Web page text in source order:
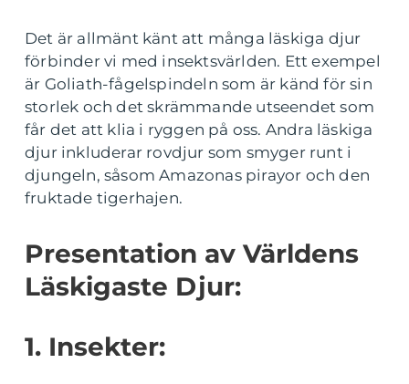
Det är allmänt känt att många läskiga djur
förbinder vi med insektsvärlden. Ett exempel
är Goliath-fågelspindeln som är känd för sin
storlek och det skrämmande utseendet som
får det att klia i ryggen på oss. Andra läskiga
djur inkluderar rovdjur som smyger runt i
djungeln, såsom Amazonas pirayor och den
fruktade tigerhajen.
Presentation av Världens
Läskigaste Djur:
1. Insekter: